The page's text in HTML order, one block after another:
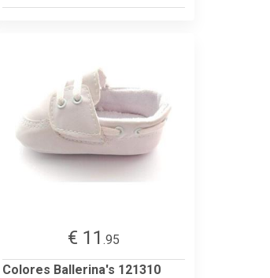
€ 11 .95
Colores Ballerina's 121310